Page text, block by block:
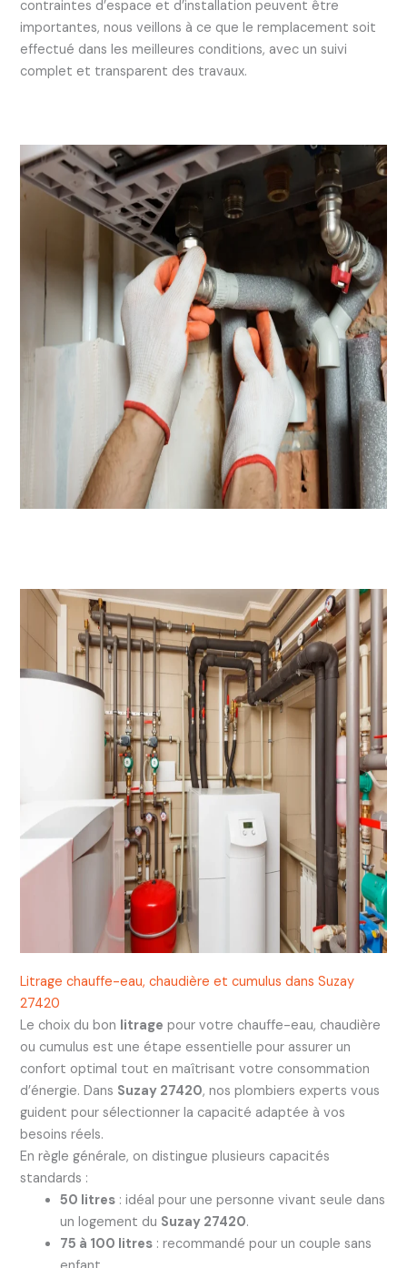
contraintes d’espace et d’installation peuvent être
importantes, nous veillons à ce que le remplacement soit
effectué dans les meilleures conditions, avec un suivi
complet et transparent des travaux.
Litrage chauffe-eau, chaudière et cumulus dans Suzay
27420
Le choix du bon litrage pour votre chauffe-eau, chaudière
ou cumulus est une étape essentielle pour assurer un
confort optimal tout en maîtrisant votre consommation
d’énergie. Dans Suzay 27420, nos plombiers experts vous
guident pour sélectionner la capacité adaptée à vos
besoins réels.
En règle générale, on distingue plusieurs capacités
standards :
50 litres: idéal pour une personne vivant seule dans
un logement du Suzay 27420.
75 à 100 litres: recommandé pour un couple sans